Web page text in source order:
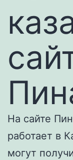
На сайте
работает в
могут